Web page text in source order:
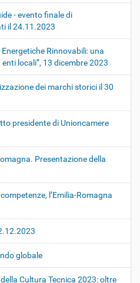
- evento finale di
il 24.11.2023
Rinnovabili: una
locali”, 13 dicembre 2023
dei marchi storici il 30
presidente di Unioncamere
Presentazione della
l’Emilia-Romagna
globale
Cultura Tecnica 2023: oltre